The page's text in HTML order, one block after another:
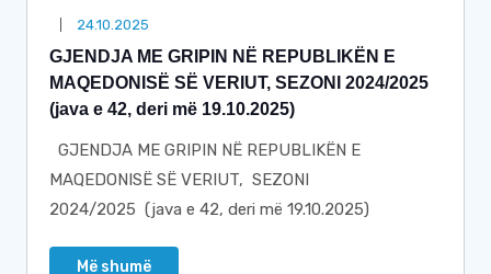
24.10.2025
GJENDJA ME GRIPIN NË REPUBLIKËN E
MAQEDONISË SË VERIUT, SEZONI 2024/2025
(java e 42, deri më 19.10.2025)
GJENDJA ME GRIPIN NË REPUBLIKËN E
MAQEDONISË SË VERIUT, SEZONI
2024/2025 (java e 42, deri më 19.10.2025)
Më shumë